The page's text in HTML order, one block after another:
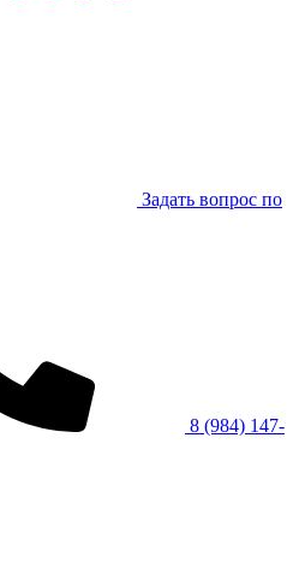
Задать вопрос по
8 (984) 147-